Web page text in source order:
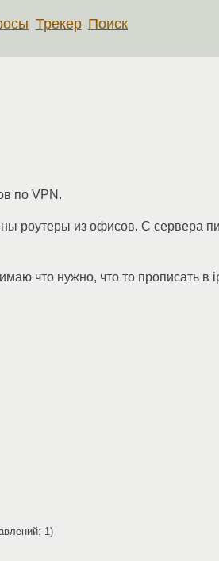
Трекер Поиск
по VPN.
роутеры из офисов. С сервера
что нужно, что то прописать в
1)